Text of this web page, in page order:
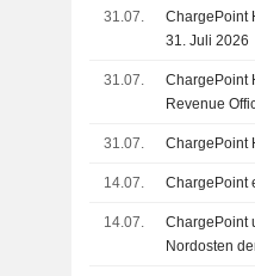
31.07.
ChargePoint
31. Juli 2026
31.07.
ChargePoint
Revenue
31.07. ChargePoint
14.07. ChargePoint
14.07.
ChargePoint
Nordosten